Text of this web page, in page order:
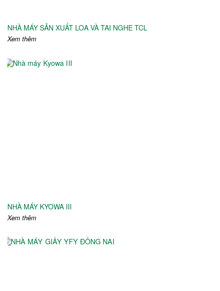
NHÀ MÁY SẢN XUẤT LOA VÀ TAI NGHE TCL
Xem thêm
NHÀ MÁY KYOWA III
Xem thêm